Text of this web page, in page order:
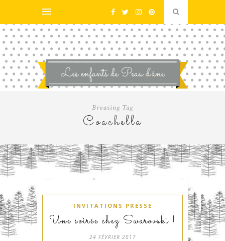
Browsing Tag
Coachella
INVITATIONS PRESSE
Une soirée chez Swarovski !
24 FÉVRIER 2017